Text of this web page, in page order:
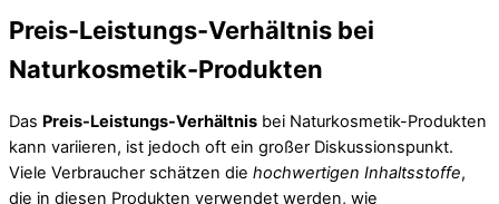
Preis-Leistungs-Verhältnis bei
Naturkosmetik-Produkten
Das Preis-Leistungs-Verhältnis bei Naturkosmetik-Produkten
kann variieren, ist jedoch oft ein großer Diskussionspunkt.
Viele Verbraucher schätzen die hochwertigen Inhaltsstoffe,
die in diesen Produkten verwendet werden, wie